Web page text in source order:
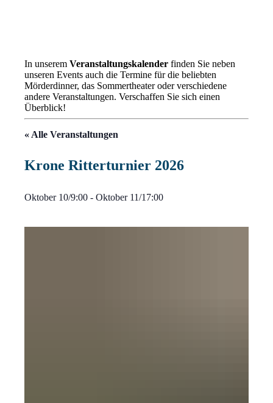
In unserem Veranstaltungskalender finden Sie neben
unseren Events auch die Termine für die beliebten
Mörderdinner, das Sommertheater oder verschiedene
andere Veranstaltungen. Verschaffen Sie sich einen
Überblick!
« Alle Veranstaltungen
Krone Ritterturnier 2026
Oktober 10/9:00 - Oktober 11/17:00